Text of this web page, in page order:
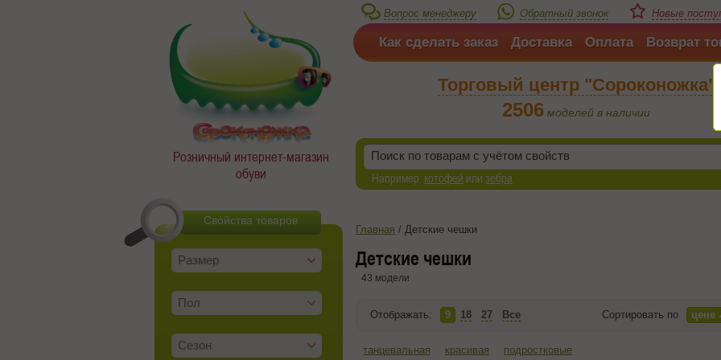
Розничный интернет-магазин
обуви
Например:котофей илизебра
Вопрос менеджеру Обратный звонок Новые
Как сделать заказ Доставка Оплата Возврат
Торговый центр "Сороконожка"
2506 моделей в наличии
Размер
Пол
Сезон
Свойства товаров
Главная / Детские чешки
Детские чешки
43 модели
Отображать: 9 18 27 Все Сортировать по цене
танцевальная красивая подростковые